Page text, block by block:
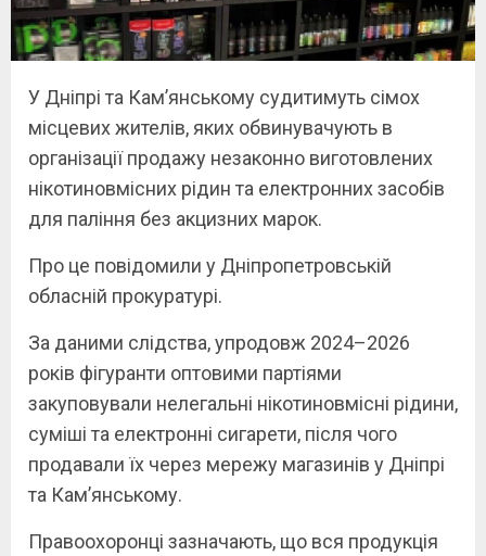
У Дніпрі та Кам’янському судитимуть сімох
місцевих жителів, яких обвинувачують в
організації продажу незаконно виготовлених
нікотиновмісних рідин та електронних засобів
для паління без акцизних марок.
Про це повідомили у Дніпропетровській
обласній прокуратурі.
За даними слідства, упродовж 2024–2026
років фігуранти оптовими партіями
закуповували нелегальні нікотиновмісні рідини,
суміші та електронні сигарети, після чого
продавали їх через мережу магазинів у Дніпрі
та Кам’янському.
Правоохоронці зазначають, що вся продукція